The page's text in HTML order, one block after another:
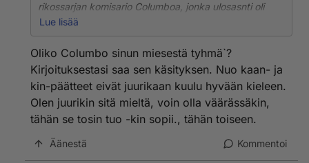
rikossarjan komisario Columboa, jonka ulosasnti oli
himpun verran polveileva. Esitti tyhmempää kuin
Lue lisää
Oliko Columbo sinun miesestä tyhmä`?
Kirjoituksestasi saa sen käsityksen. Nuo kaan- ja
kin-päätteet eivät juurikaan kuulu hyvään kieleen.
Olen juurikin sitä mieltä, voin olla väärässäkin,
tähän se tosin tuo -kin sopii., tähän toiseen.
Äänestä Kommentoi